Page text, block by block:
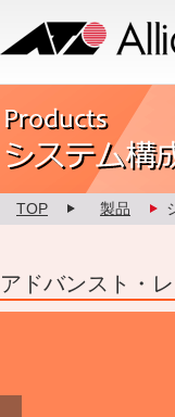
Product カスタマイズ
TOP 製品
アドバンスト・